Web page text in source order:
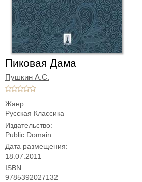
Пиковая Дама
Пушкин А.С.
Жанр:
Русская Классика
Издательство:
Public Domain
Дата размещения:
18.07.2011
ISBN:
9785392027132